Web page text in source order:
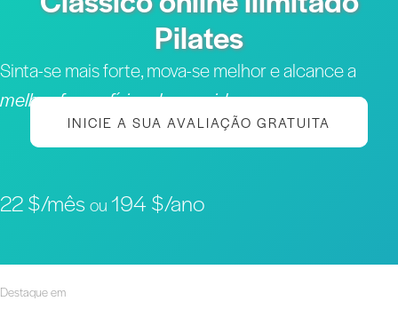
Pilates
Sinta-se mais forte, mova-se melhor e alcance a
melhor forma física da sua vida
INICIE A SUA AVALIAÇÃO GRATUITA
22 $/mêsou 194 $/ano
Destaque em